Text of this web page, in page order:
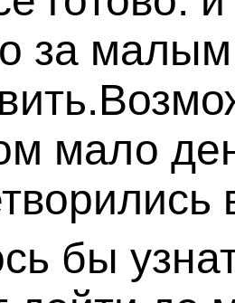
за
мало
бы